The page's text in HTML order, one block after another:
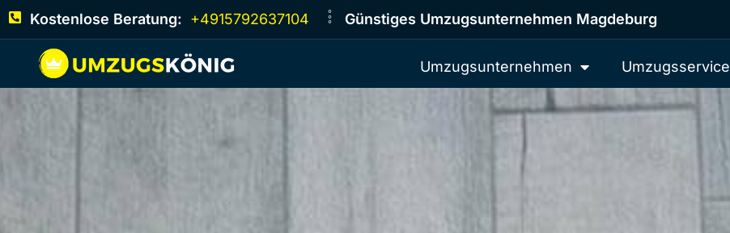
Kostenlose Beratung: +4915792637104 Günstiges Umzugsunternehmen Magdeburg
Umzugsunternehmen Umzugsservice